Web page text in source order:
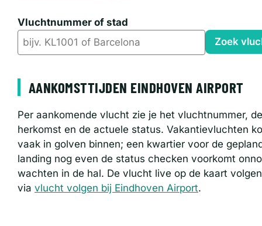
Vluchtnummer of stad
Zoek
AANKOMSTTIJDEN EINDHOVEN AIRPORT
Per aankomende vlucht zie je het vluchtnummer, de
herkomst en de actuele status. Vakantievluchten
vaak in golven binnen; een kwartier voor de
landing nog even de status checken voorkomt
wachten in de hal. De vlucht live op de kaart
via vlucht volgen bij Eindhoven Airport.